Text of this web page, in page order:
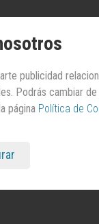
publicidad
Podrás cambiar
página Política de